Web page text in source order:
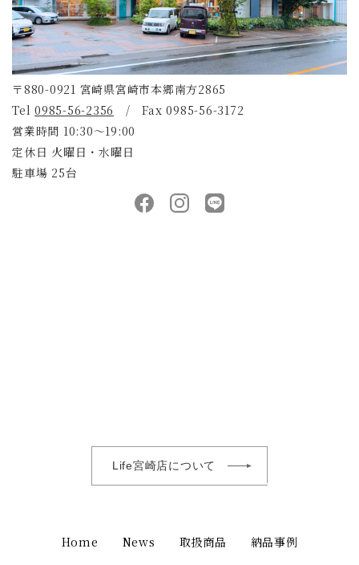
〒880-0921 宮崎県宮崎市本郷南方2865
Tel 0985-56-2356 / Fax 0985-56-3172
営業時間 10:30～19:00
定休日 火曜日・水曜日
駐車場 25台
Life宮崎店について
Home News 取扱商品 納品事例